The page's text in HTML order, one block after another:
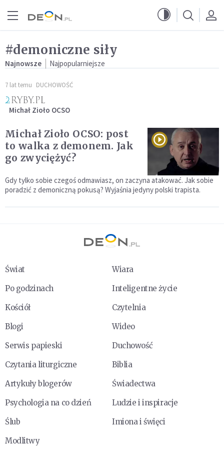
#demoniczne siły
Najnowsze Najpopularniejsze
7 lat temu DUCHOWOŚĆ
Michał Zioło OCSO
Michał Zioło OCSO: post
to walka z demonem. Jak
go zwyciężyć?
Gdy tylko sobie czegoś odmawiasz, on zaczyna atakować. Jak sobie
poradzić z demoniczną pokusą? Wyjaśnia jedyny polski trapista.
Świat
Wiara
Po godzinach
Inteligentne życie
Kościół
Czytelnia
Blogi
Wideo
Serwis papieski
Duchowość
Czytania liturgiczne
Biblia
Artykuły blogerów
Świadectwa
Psychologia na co dzień
Ludzie i inspiracje
Ślub
Imiona i święci
Modlitwy